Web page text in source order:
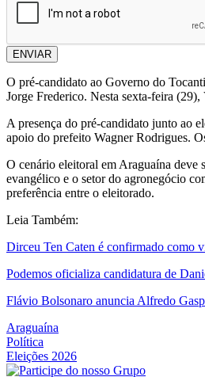
ENVIAR
O pré-candidato ao Governo do
Jorge Frederico. Nesta sexta-feira
A presença do pré-candidato junto ao
apoio do prefeito Wagner Rodrigues.
O cenário eleitoral em Araguaína deve
evangélico e o setor do agronegócio
preferência entre o eleitorado.
Leia Também:
Dirceu Ten Caten é confirmado como
Podemos oficializa candidatura de
Flávio Bolsonaro anuncia Alfredo
Araguaína
Política
Eleições 2026